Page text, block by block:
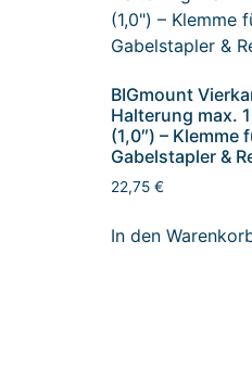
BIGmount
Halterung max.
(1,0″) – Klemme
Gabelstapler &
22,75 €
In den